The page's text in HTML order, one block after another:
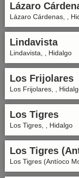
Lázaro
Lázaro Cárdenas, ,
Lindavista
Lindavista, , Hidalgo
Los Frijolares
Los Frijolares, ,
Los Tigres
Los Tigres, , Hidalgo
Los Tigres
Los Tigres (Antíoco